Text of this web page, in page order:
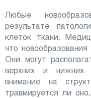
Любые
результате
клеток ткани.
что
Они могут
верхних и нижних
внимание на
травмируется ли